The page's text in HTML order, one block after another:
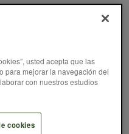
usted acepta que las
para mejorar la navegación del
con nuestros estudios
cookies